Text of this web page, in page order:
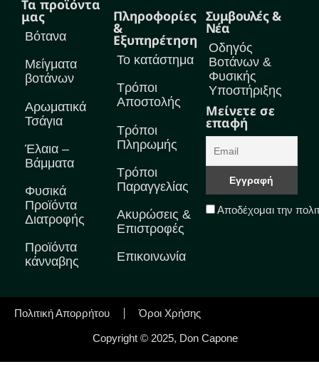
Τα προϊόντα
μας
Βότανα
Μείγματα
βοτάνων
Αρωματικά
Τσάγια
Έλαια –
Βάμματα
Φυσικά
Προϊόντα
Διατροφής
Προϊόντα
κάνναβης
Πληροφορίες
&
Εξυπηρέτηση
Το κατάστημα
Τρόποι
Αποστολής
Τρόποι
Πληρωμής
Τρόποι
Παραγγελίας
Ακυρώσεις &
Επιστροφές
Επικοινωνία
Συμβουλές &
Νέα
Οδηγός
Βοτάνων &
Φυσικής
Υποστήριξης
Μείνετε σε
επαφή
Αποδέχομαι την
Copyright © 2025, Don Capone
Πολιτική Απορρήτου Όροι Χρήσης